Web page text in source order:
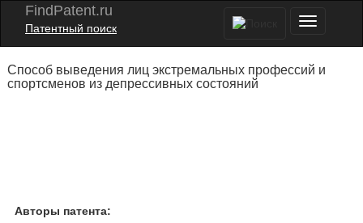
FindPatent.ru
Патентный поиск
Способ выведения лиц экстремальных профессий и
спортсменов из депрессивных состояний
Авторы патента: